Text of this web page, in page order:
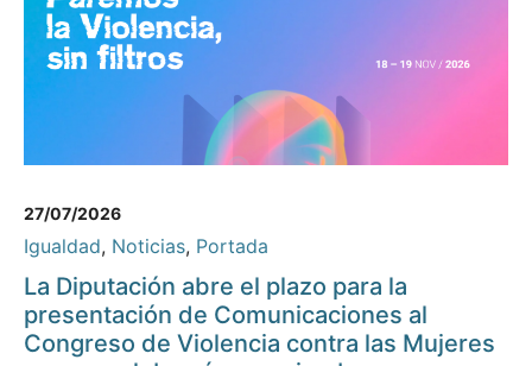
27/07/2026
Igualdad, Noticias, Portada
La Diputación abre el plazo para la
presentación de Comunicaciones al
Congreso de Violencia contra las Mujeres